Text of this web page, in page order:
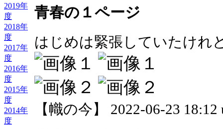
2019年
度
2018年
度
2017年
度
2016年
度
2015年
度
2014年
度
青春の１ページ
はじめは緊張していたけれ
【幟の今】 2022-06-23 18:12